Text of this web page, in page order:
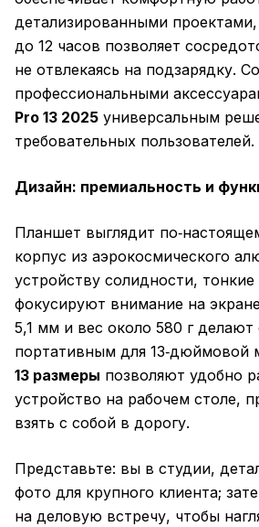
детализированными
до 12 часов позволяет
не отвлекаясь на подзарядку.
профессиональными
Pro 13 2025 универсальным
требовательных пользователей.
Дизайн: премиальность и
Планшет выглядит
корпус из аэрокосмического
устройству солидности,
фокусируют внимание на
5,1 мм и вес около 580 г делают
портативным для 13‑дюймовой
13 размеры позволяют удобно
устройство на рабочем столе,
взять с собой в дорогу.
Представьте: вы в студии,
фото для крупного клиента;
на деловую встречу, чтобы